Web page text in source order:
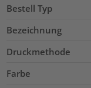
Bestell Typ
Bezeichnung
Druckmethode
Farbe